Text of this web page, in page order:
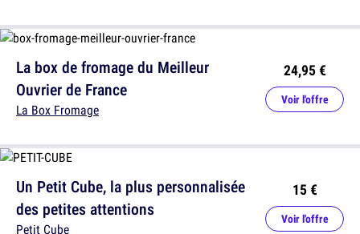
Un Petit Cube, la plus personnalisée
des petites attentions
Petit Cube
15 €
Voir l'offre
La box de fromage du Meilleur
Ouvrier de France
La Box Fromage
24,95 €
Voir l'offre